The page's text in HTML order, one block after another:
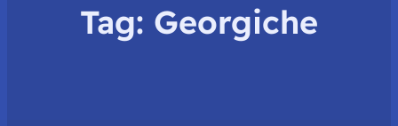
Tag: Georgiche